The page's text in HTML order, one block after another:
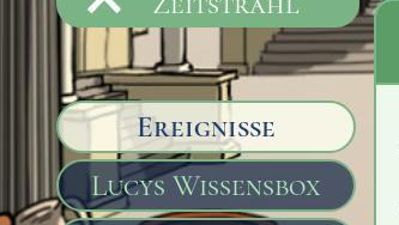
Ereignisse
Lucys Wissensbox